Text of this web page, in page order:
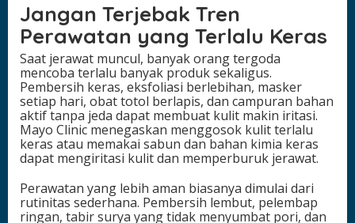
Jangan Terjebak Tren
Perawatan yang Terlalu Keras
Saat jerawat muncul, banyak orang tergoda
mencoba terlalu banyak produk sekaligus.
Pembersih keras, eksfoliasi berlebihan, masker
setiap hari, obat totol berlapis, dan campuran bahan
aktif tanpa jeda dapat membuat kulit makin iritasi.
Mayo Clinic menegaskan menggosok kulit terlalu
keras atau memakai sabun dan bahan kimia keras
dapat mengiritasi kulit dan memperburuk jerawat.
Perawatan yang lebih aman biasanya dimulai dari
rutinitas sederhana. Pembersih lembut, pelembap
ringan, tabir surya yang tidak menyumbat pori, dan